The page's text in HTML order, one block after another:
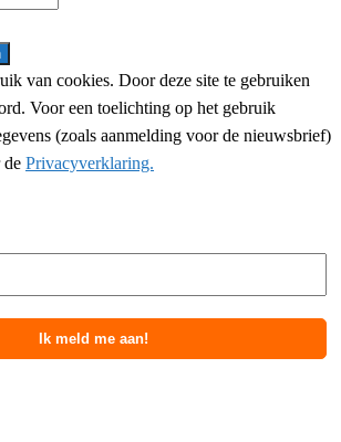
van cookies. Door deze site te gebruiken
Voor een toelichting op het gebruik
(zoals aanmelding voor de nieuwsbrief)
de Privacyverklaring.